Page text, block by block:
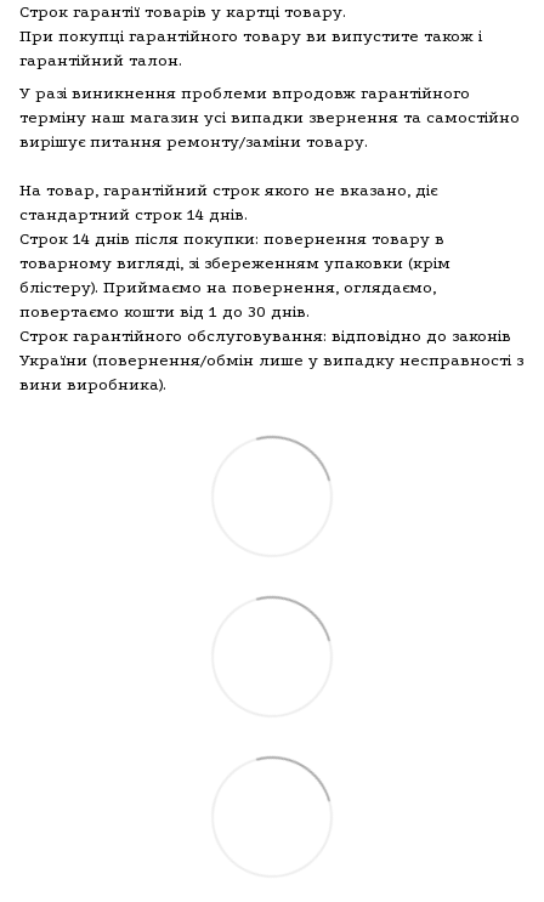
Строк гарантії товарів у картці товару.
При покупці гарантійного товару ви випустите також і
гарантійний талон.
У разі виникнення проблеми впродовж гарантійного
терміну наш магазин усі випадки звернення та самостійно
вирішує питання ремонту/заміни товару.
На товар, гарантійний строк якого не вказано, діє
стандартний строк 14 днів.
Строк 14 днів після покупки: повернення товару в
товарному вигляді, зі збереженням упаковки (крім
блістеру). Приймаємо на повернення, оглядаємо,
повертаємо кошти від 1 до 30 днів.
Строк гарантійного обслуговування: відповідно до законів
України (повернення/обмін лише у випадку несправності з
вини виробника).